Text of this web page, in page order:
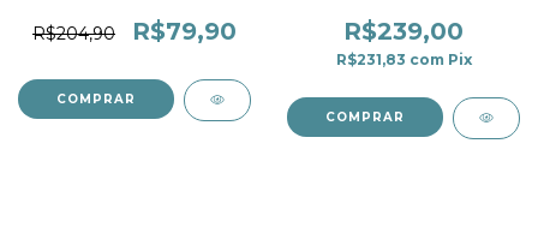
R$204,90 R$79,90
COMPRAR
R$239,00
R$231,83 com Pix
COMPRAR